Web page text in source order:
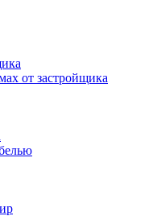
от застройщика